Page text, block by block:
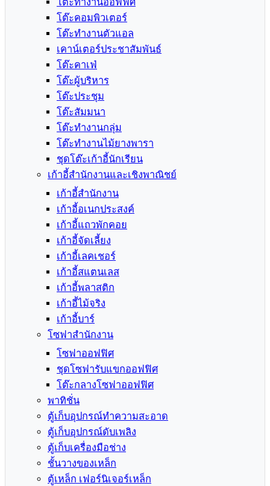
โต๊ะคอมพิวเตอร์
โต๊ะทำงานตัวแอล
เคาน์เตอร์ประชาสัมพันธ์
โต๊ะคาเฟ่
โต๊ะผู้บริหาร
โต๊ะประชุม
โต๊ะสัมมนา
โต๊ะทำงานกลุ่ม
โต๊ะทำงานไม้ยางพารา
ชุดโต๊ะเก้าอี้นักเรียน
เก้าอี้สำนักงานและเชิงพาณิชย์
เก้าอี้สำนักงาน
เก้าอี้อเนกประสงค์
เก้าอี้แถวพักคอย
เก้าอี้จัดเลี้ยง
เก้าอี้เลคเชอร์
เก้าอี้สแตนเลส
เก้าอี้พลาสติก
เก้าอี้ไม้จริง
เก้าอี้บาร์
โซฟาสำนักงาน
โซฟาออฟฟิศ
ชุดโซฟารับแขกออฟฟิศ
โต๊ะกลางโซฟาออฟฟิศ
พาทิชั่น
ตู้เก็บอุปกรณ์ทำความสะอาด
ตู้เก็บอุปกรณ์ดับเพลิง
ตู้เก็บเครื่องมือช่าง
ชั้นวางของเหล็ก
ตู้เหล็ก เฟอร์นิเจอร์เหล็ก